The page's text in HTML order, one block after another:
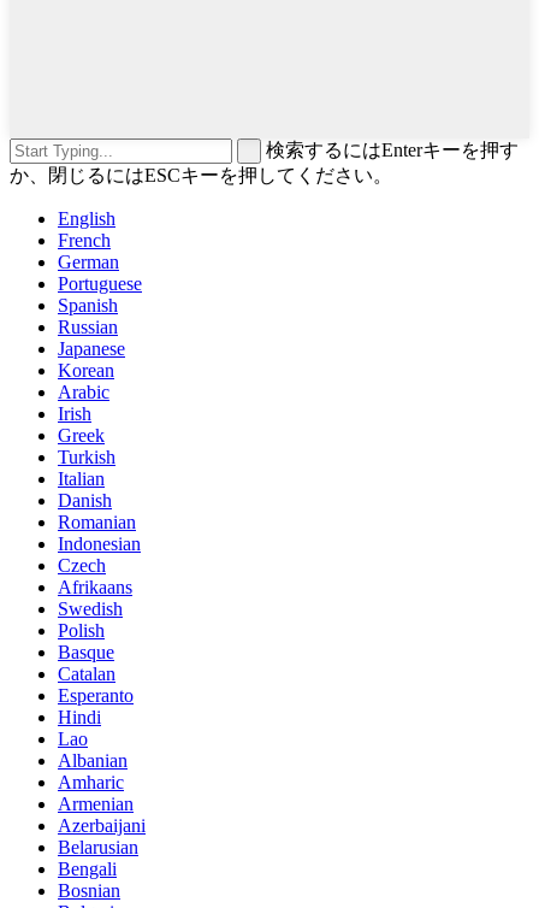
検索するにはEnterキーを押す
か、閉じるにはESCキーを押してください。
English
French
German
Portuguese
Spanish
Russian
Japanese
Korean
Arabic
Irish
Greek
Turkish
Italian
Danish
Romanian
Indonesian
Czech
Afrikaans
Swedish
Polish
Basque
Catalan
Esperanto
Hindi
Lao
Albanian
Amharic
Armenian
Azerbaijani
Belarusian
Bengali
Bosnian